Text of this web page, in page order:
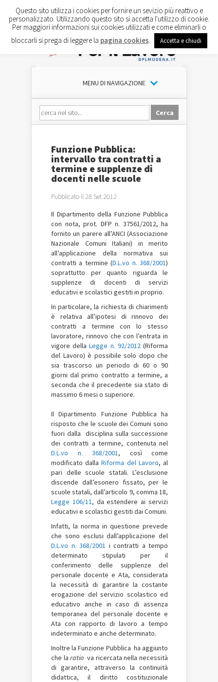
MENU DI NAVIGAZIONE
Funzione Pubblica:
intervallo tra contratti a
termine e supplenze di
docenti nelle scuole
Pubblicato il 28 Set 2012
Il Dipartimento della Funzione Pubblica
con nota, prot. DFP n. 37561/2012, ha
fornito un parere all’ANCI (Associazione
Nazionale Comuni Italiani) in merito
all’applicazione della normativa sui
contratti a termine (D.L.vo n. 368/2001)
soprattutto per quanto riguarda le
supplenze di docenti di servizi
educativi e scolastici gestiti in proprio.
In particolare, la richiesta di chiarimenti
è relativa all’ipotesi di rinnovo dei
contratti a termine con lo stesso
lavoratore, rinnovo che con l’entrata in
vigore dellaLegge n. 92/2012(Riforma
del Lavoro) è possibile solo dopo che
sia trascorso un periodo di 60 o 90
giorni dal primo contratto a termine, a
seconda che il precedente sia stato di
massimo 6 mesi o superiore.
Il Dipartimento Funzione Pubblica ha
risposto che le scuole dei Comuni sono
fuori dalla disciplina sulla successione
dei contratti a termine, contenuta nel
D.L.vo n. 368/2001, così come
modificato dallaRiforma del Lavoro, al
pari delle scuole statali. L’esclusione
discende dall’esonero fissato, per le
scuole statali, dall’articolo 9, comma 18,
Legge 106/11, da estendere ai servizi
educativi e scolastici gestiti dai Comuni.
Infatti, la norma in questione prevede
che sono esclusi dall’applicazione del
D.L.vo n. 368/2001 i contratti a tempo
determinato stipulati per il
conferimento delle supplenze del
personale docente e Ata, considerata
la necessità di garantire la costante
erogazione del servizio scolastico ed
educativo anche in caso di assenza
temporanea del personale docente e
Ata con rapporto di lavoro a tempo
indeterminato e anche determinato.
Inoltre laFunzione Pubblica ha aggiunto
che laratio va ricercata nella necessità
di garantire, attraverso la continuità
didattica, il diritto costituzionale
Questo sito utilizza i cookies per fornire un sevizio più reattivo e
personalizzato. Utilizzando questo sito si accetta l'utilizzo di cookie.
Per maggiori informazioni sui cookies utilizzati e come eliminarli o
bloccarli si prega di leggere la pagina cookies Accetta e chiudi